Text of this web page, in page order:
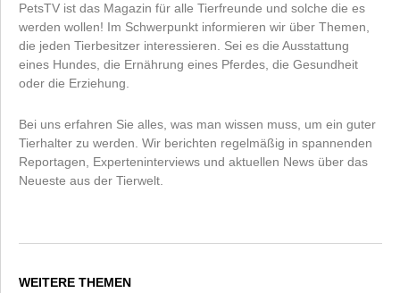
PetsTV ist das Magazin für alle Tierfreunde und solche die es
werden wollen! Im Schwerpunkt informieren wir über Themen,
die jeden Tierbesitzer interessieren. Sei es die Ausstattung
eines Hundes, die Ernährung eines Pferdes, die Gesundheit
oder die Erziehung.
Bei uns erfahren Sie alles, was man wissen muss, um ein guter
Tierhalter zu werden. Wir berichten regelmäßig in spannenden
Reportagen, Experteninterviews und aktuellen News über das
Neueste aus der Tierwelt.
WEITERE THEMEN